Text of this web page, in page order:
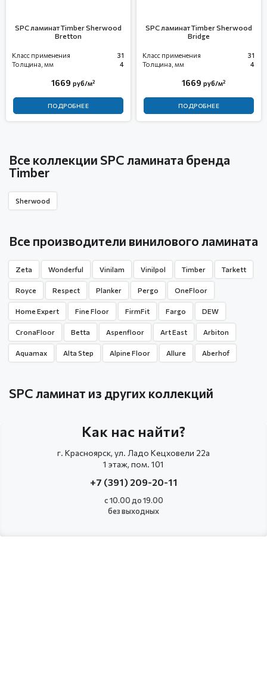
SPC ламинат Timber Sherwood
Bretton
Класс применения
31
Толщина, мм
4
1669 руб/м2
ПОДРОБНЕЕ
SPC ламинат Timber Sherwood
Bridge
Класс применения
31
Толщина, мм
4
1669 руб/м2
ПОДРОБНЕЕ
Все коллекции SPC ламината бренда
Timber
Sherwood
Все производители винилового ламината
Zeta Wonderful Vinilam Vinilpol Timber Tarkett
Royce Respect Planker Pergo OneFloor
Home Expert Fine Floor FirmFit Fargo DEW
CronaFloor Betta Aspenfloor Art East Arbiton
Aquamax Alta Step Alpine Floor Allure Aberhof
SPC ламинат из других коллекций
Как нас найти?
г. Красноярск, ул. Ладо Кецховели 22а
1 этаж, пом. 101
+7 (391) 209-20-11
с 10.00 до 19.00
без выходных